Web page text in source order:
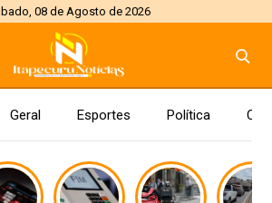
08 de Agosto de 2026
Geral Esportes Política